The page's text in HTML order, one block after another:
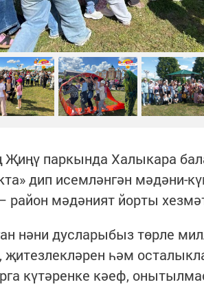
паркында Халыкара
дип исемләнгән мәдәни-
мәдәният йорты
нәни дусларыбыз төрле
җитезлекләрен һәм
күтәренке кәеф,